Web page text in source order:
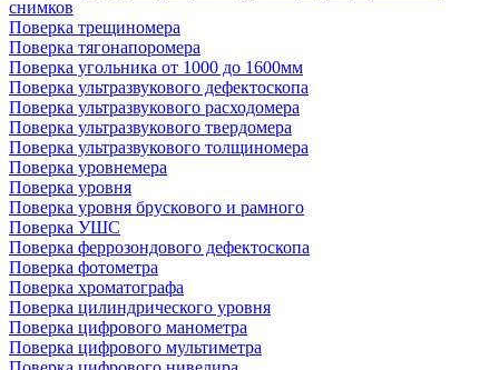
снимков
Поверка трещиномера
Поверка тягонапоромера
Поверка угольника от 1000 до 1600мм
Поверка ультразвукового дефектоскопа
Поверка ультразвукового расходомера
Поверка ультразвукового твердомера
Поверка ультразвукового толщиномера
Поверка уровнемера
Поверка уровня
Поверка уровня брускового и рамного
Поверка УШС
Поверка феррозондового дефектоскопа
Поверка фотометра
Поверка хроматографа
Поверка цилиндрического уровня
Поверка цифрового манометра
Поверка цифрового мультиметра